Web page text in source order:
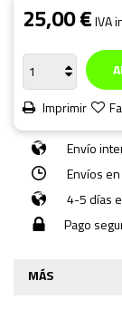
25,00 €IVA
Imprimir
Envío
Envíos
4-5 días
Pago
MÁS